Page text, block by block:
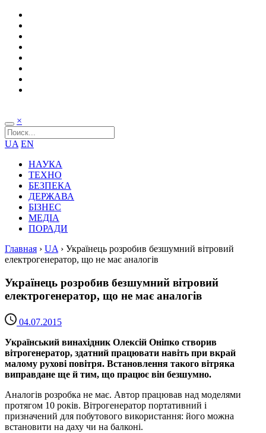
×
UA EN
НАУКА
ТЕХНО
БЕЗПЕКА
ДЕРЖАВА
БІЗНЕС
МЕДІА
ПОРАДИ
Главная › UA › Українець розробив безшумний вітровий
електрогенератор, що не має аналогів
Українець розробив безшумний вітровий
електрогенератор, що не має аналогів
04.07.2015
Український винахідник Олексій Оніпко створив
вітрогенератор, здатний працювати навіть при вкрай
малому рухові повітря. Встановлення такого вітряка
виправдане ще й тим, що працює він безшумно.
Аналогів розробка не має. Автор працював над моделями
протягом 10 років. Вітрогенератор портативний і
призначений для побутового використання: його можна
встановити на даху чи на балконі.